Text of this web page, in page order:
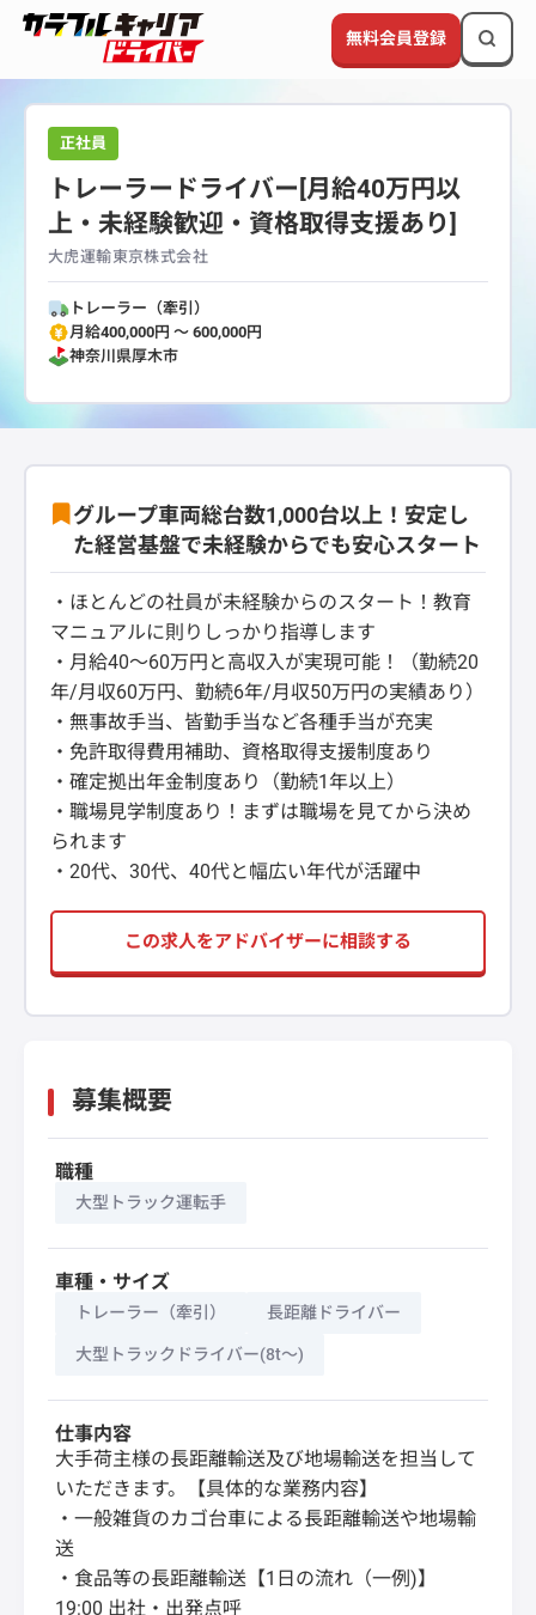
無料会員登録
正社員
トレーラードライバー[月給40万円以
上・未経験歓迎・資格取得支援あり]
大虎運輸東京株式会社
トレーラー（牽引）
月給400,000円 〜 600,000円
神奈川県厚木市
グループ車両総台数1,000台以上！安定し
た経営基盤で未経験からでも安心スタート
・ほとんどの社員が未経験からのスタート！教育
マニュアルに則りしっかり指導します
・月給40～60万円と高収入が実現可能！（勤続20
年/月収60万円、勤続6年/月収50万円の実績あり）
・無事故手当、皆勤手当など各種手当が充実
・免許取得費用補助、資格取得支援制度あり
・確定拠出年金制度あり（勤続1年以上）
・職場見学制度あり！まずは職場を見てから決め
られます
・20代、30代、40代と幅広い年代が活躍中
この求人をアドバイザーに相談する
募集概要
職種
大型トラック運転手
車種・サイズ
トレーラー（牽引） 長距離ドライバー
大型トラックドライバー(8t～)
仕事内容
大手荷主様の長距離輸送及び地場輸送を担当して
いただきます。【具体的な業務内容】
・一般雑貨のカゴ台車による長距離輸送や地場輸
送
・食品等の長距離輸送【1日の流れ（一例)】
19:00 出社・出発点呼